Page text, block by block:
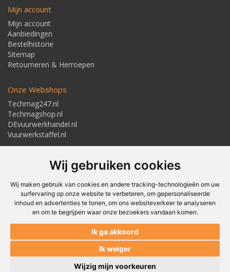
Wij gebruiken cookies
Wij maken gebruik van cookies en andere tracking-technologieën om uw
surfervaring op onze website te verbeteren, om gepersonaliseerde
inhoud en advertenties te tonen, om ons websiteverkeer te analyseren
en om te begrijpen waar onze bezoekers vandaan komen.
Ik ga akkoord
Ik weiger
Wijzig mijn voorkeuren
Mijn account
Mijn account
Aanbiedingen
Bestelhistorie
Sitemap
Retourneren & Herroepen
Onze Webshops
Techmag247.nl
Techmagshop.nl
DEvuurwerkhandel.nl
Vuurwerkstaffel.nl
Adresgegevens
Textielstraat 4, 7483 PB Haaksbergen
Telefoon: 053-5723224
info@techmaghaaksbergen.nl
Akkoord om gemaild te worden*
Privacybeleid*